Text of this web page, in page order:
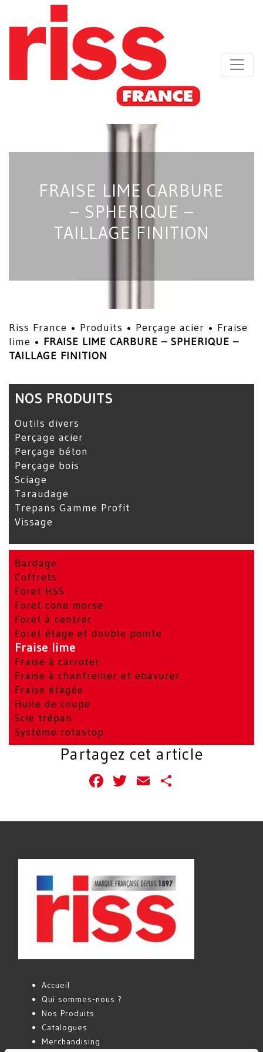
FRAISE LIME CARBURE
– SPHERIQUE –
TAILLAGE FINITION
Riss France • Produits • Perçage acier • Fraise
lime • FRAISE LIME CARBURE – SPHERIQUE –
TAILLAGE FINITION
NOS PRODUITS
Outils divers
Perçage acier
Perçage béton
Perçage bois
Sciage
Taraudage
Trepans Gamme Profit
Vissage
Bardage
Coffrets
Foret HSS
Foret cone morse
Foret à centrer
Foret étage et double pointe
Fraise lime
Fraise à carroter
Fraise à chanfreiner et ebavurer
Fraise étagée
Huile de coupe
Scie trépan
Système rotastop
Partagez cet article
Facebook
Twitter
Email
Accueil
Qui sommes-nous ?
Nos Produits
Catalogues
Merchandising